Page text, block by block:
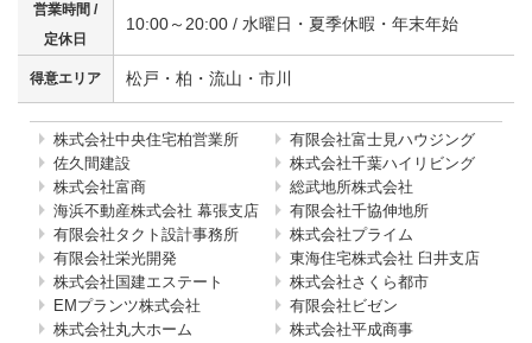
営業時間 /
定休日
10:00～20:00 / 水曜日・夏季休暇・年末年始
得意エリア 松戸・柏・流山・市川
株式会社中央住宅柏営業所
有限会社富士見ハウジング
佐久間建設
株式会社千葉ハイリビング
株式会社富商
総武地所株式会社
海浜不動産株式会社 幕張支店
有限会社千協伸地所
有限会社タクト設計事務所
株式会社プライム
有限会社栄光開発
東海住宅株式会社 臼井支店
株式会社国建エステート
株式会社さくら都市
EMプランツ株式会社
有限会社ビゼン
株式会社丸大ホーム
株式会社平成商事